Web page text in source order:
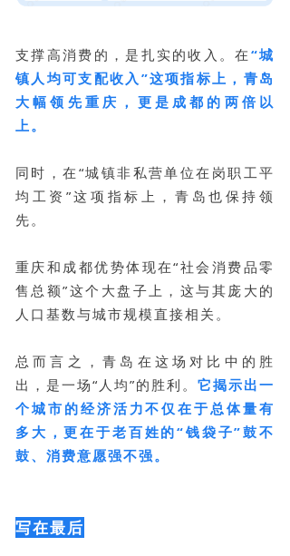
支撑高消费的，是扎实的收入。在 “城
镇人均可支配收入”这项指标上，青岛
大幅领先重庆，更是成都的两倍以
上。
同时，在“城镇非私营单位在岗职工平
均工资”这项指标上，青岛也保持领
先。
重庆和成都优势体现在“社会消费品零
售总额”这个大盘子上，这与其庞大的
人口基数与城市规模直接相关。
总而言之，青岛在这场对比中的胜
出，是一场“人均”的胜利。 它揭示出一
个城市的经济活力不仅在于总体量有
多大，更在于老百姓的“钱袋子”鼓不
鼓、消费意愿强不强。
写在最后